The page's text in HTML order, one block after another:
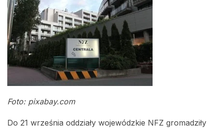
Foto: pixabay.com
Do 21 września oddziały wojewódzkie NFZ gromadziły